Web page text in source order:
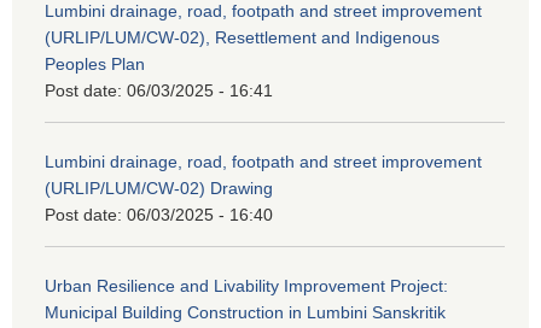
Lumbini drainage, road, footpath and street improvement
(URLIP/LUM/CW-02), Resettlement and Indigenous
Peoples Plan
Post date: 06/03/2025 - 16:41
Lumbini drainage, road, footpath and street improvement
(URLIP/LUM/CW-02) Drawing
Post date: 06/03/2025 - 16:40
Urban Resilience and Livability Improvement Project:
Municipal Building Construction in Lumbini Sanskritik